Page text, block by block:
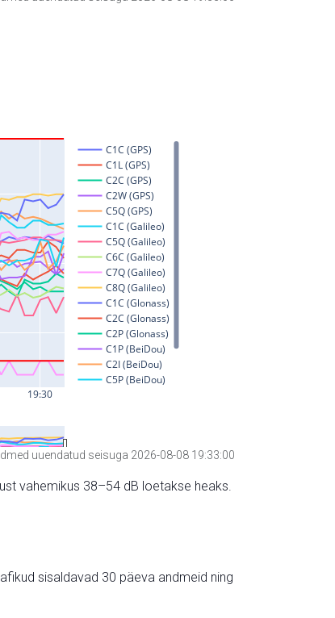
uuendatud seisuga 2026-08-08 19:33:00
vahemikus 38–54 dB loetakse heaks.
sisaldavad 30 päeva andmeid ning